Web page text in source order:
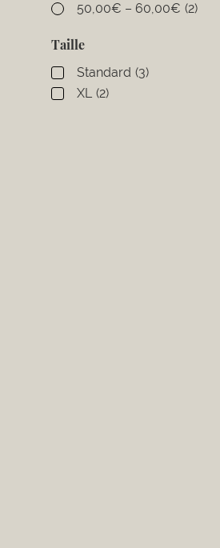
50,00€ – 60,00€ (2)
Taille
Standard (3)
XL (2)